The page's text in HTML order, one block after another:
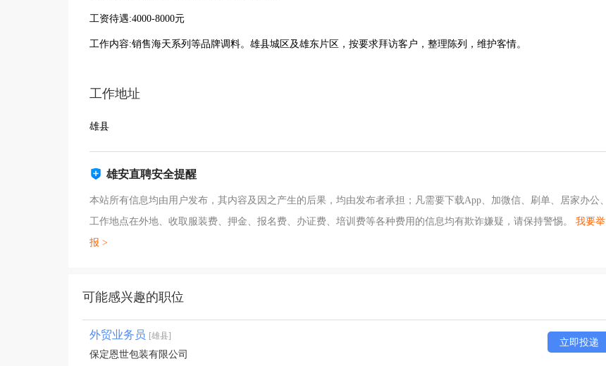
工资待遇:4000-8000元
工作内容:销售海天系列等品牌调料。雄县城区及雄东片区，按要求拜访客户，整理陈列，维护客情。
工作地址
雄县
雄安直聘安全提醒
本站所有信息均由用户发布，其内容及因之产生的后果，均由发布者承担；凡需要下载App、加微信、刷单、居家办公、
工作地点在外地、收取服装费、押金、报名费、办证费、培训费等各种费用的信息均有欺诈嫌疑，请保持警惕。 我要举
报 >
可能感兴趣的职位
外贸业务员 [雄县]
立即投递
保定恩世包装有限公司